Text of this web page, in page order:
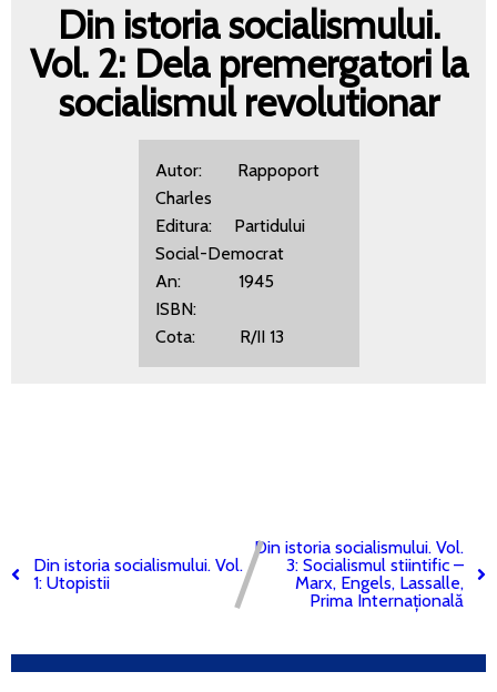
Din istoria socialismului.
Vol. 2: Dela premergatori la
socialismul revolutionar
Autor: Rappoport
Charles
Editura: Partidului
Social-Democrat
An: 1945
ISBN:
Cota: R/II 13
Din istoria socialismului. Vol.
1: Utopistii
Din istoria socialismului. Vol.
3: Socialismul stiintific –
Marx, Engels, Lassalle,
Prima Internațională